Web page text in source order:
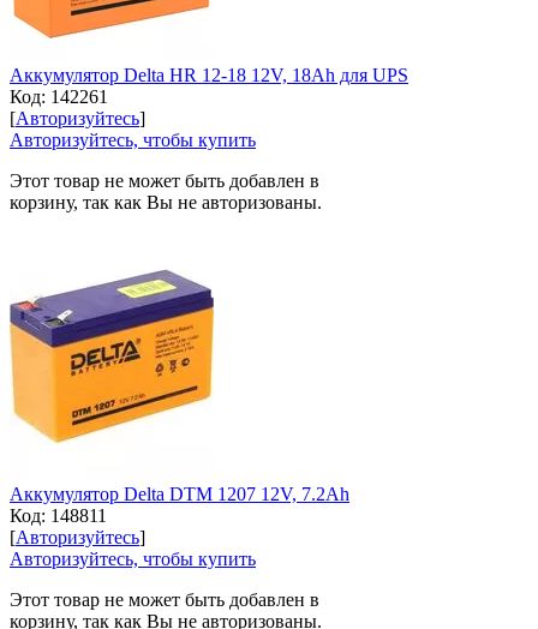
Аккумулятор Delta HR 12-18 12V, 18Ah для UPS
Код: 142261
[Авторизуйтесь]
Авторизуйтесь, чтобы купить
Этот товар не может быть добавлен в
корзину, так как Вы не авторизованы.
Аккумулятор Delta DTM 1207 12V, 7.2Ah
Код: 148811
[Авторизуйтесь]
Авторизуйтесь, чтобы купить
Этот товар не может быть добавлен в
корзину, так как Вы не авторизованы.